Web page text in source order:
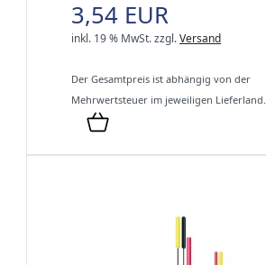
3,54 EUR
inkl. 19 % MwSt.zzgl.Versand
Der Gesamtpreis ist abhängig von der
Mehrwertsteuer im jeweiligen Lieferland.